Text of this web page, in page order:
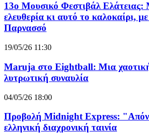
13ο Μουσικό Φεστιβάλ Ελάτειας:
ελευθερία κι αυτό το καλοκαίρι,
Παρνασσό
19/05/26 11:30
Maruja στο Eightball: Μια
λυτρωτική συναυλία
04/05/26 18:00
Προβολή Midnight Express:
ελληνική διαχρονική ταινία